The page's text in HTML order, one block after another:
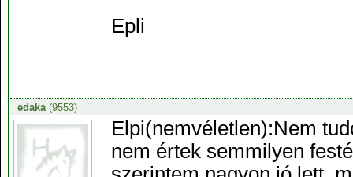
Epli
edaka(9553)
Elpi(nemvéletlen):Nem
nem értek semmilyen